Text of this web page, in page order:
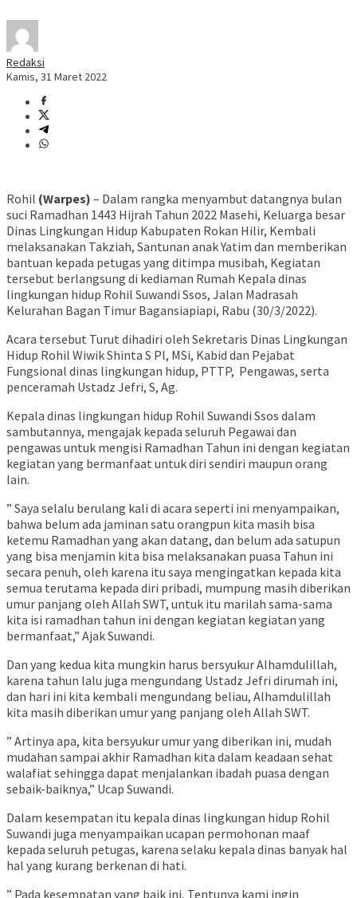
Redaksi
Kamis, 31 Maret 2022
Rohil (Warpes) – Dalam rangka menyambut datangnya bulan
suci Ramadhan 1443 Hijrah Tahun 2022 Masehi, Keluarga besar
Dinas Lingkungan Hidup Kabupaten Rokan Hilir, Kembali
melaksanakan Takziah, Santunan anak Yatim dan memberikan
bantuan kepada petugas yang ditimpa musibah, Kegiatan
tersebut berlangsung di kediaman Rumah Kepala dinas
lingkungan hidup Rohil Suwandi Ssos, Jalan Madrasah
Kelurahan Bagan Timur Bagansiapiapi, Rabu (30/3/2022).
Acara tersebut Turut dihadiri oleh Sekretaris Dinas Lingkungan
Hidup Rohil Wiwik Shinta S Pl, MSi, Kabid dan Pejabat
Fungsional dinas lingkungan hidup, PTTP, Pengawas, serta
penceramah Ustadz Jefri, S, Ag.
Kepala dinas lingkungan hidup Rohil Suwandi Ssos dalam
sambutannya, mengajak kepada seluruh Pegawai dan
pengawas untuk mengisi Ramadhan Tahun ini dengan kegiatan
kegiatan yang bermanfaat untuk diri sendiri maupun orang
lain.
” Saya selalu berulang kali di acara seperti ini menyampaikan,
bahwa belum ada jaminan satu orangpun kita masih bisa
ketemu Ramadhan yang akan datang, dan belum ada satupun
yang bisa menjamin kita bisa melaksanakan puasa Tahun ini
secara penuh, oleh karena itu saya mengingatkan kepada kita
semua terutama kepada diri pribadi, mumpung masih diberikan
umur panjang oleh Allah SWT, untuk itu marilah sama-sama
kita isi ramadhan tahun ini dengan kegiatan kegiatan yang
bermanfaat,” Ajak Suwandi.
Dan yang kedua kita mungkin harus bersyukur Alhamdulillah,
karena tahun lalu juga mengundang Ustadz Jefri dirumah ini,
dan hari ini kita kembali mengundang beliau, Alhamdulillah
kita masih diberikan umur yang panjang oleh Allah SWT.
” Artinya apa, kita bersyukur umur yang diberikan ini, mudah
mudahan sampai akhir Ramadhan kita dalam keadaan sehat
walafiat sehingga dapat menjalankan ibadah puasa dengan
sebaik-baiknya,” Ucap Suwandi.
Dalam kesempatan itu kepala dinas lingkungan hidup Rohil
Suwandi juga menyampaikan ucapan permohonan maaf
kepada seluruh petugas, karena selaku kepala dinas banyak hal
hal yang kurang berkenan di hati.
” Pada kesempatan yang baik ini, Tentunya kami ingin